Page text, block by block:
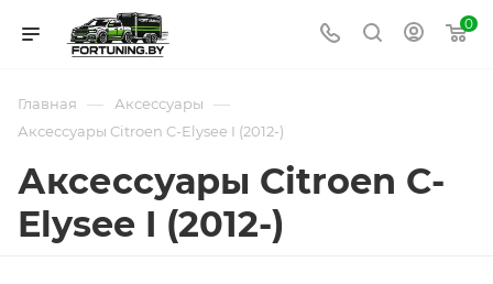
0
Главная — Аксессуары —
Аксессуары Citroen C-Elysee I (2012-)
Аксессуары Citroen C-
Elysee I (2012-)